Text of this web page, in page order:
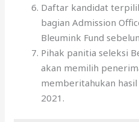
Daftar kandidat
bagian Admission
Bleumink Fund
Pihak panitia seleksi
akan memilih
memberitahukan
2021.